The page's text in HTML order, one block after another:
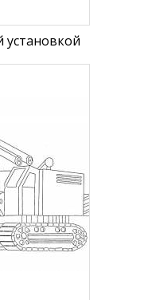
установкой